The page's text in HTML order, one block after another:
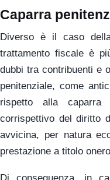
Caparra
Diverso è il caso
trattamento fiscale è
dubbi tra contribuenti e
penitenziale, come
rispetto alla caparra
corrispettivo del diritto
avvicina, per natura
prestazione a titolo
Di conseguenza, in